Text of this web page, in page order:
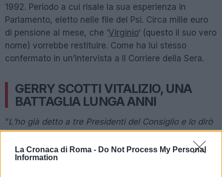
La Cronaca di Roma - Do Not Process My Personal
Information
1992. Periodo a cui risale la sua esperienza in
Parlamento, eletto nelle file del Psi. Circa mille euro
di pensione al mese, che ‘Virginio‘ (questo il suo vero
nome) vorrebbe restituire. Come ha lui stesso
confermato in un’intervista a Il Corriere della Sera.
GERRY SCOTTI VITALIZIO, UNA
BATTAGLIA LUNGA ANNI
“L’ho già detto a tre Presidenti del Consiglio e lo dirò
anche a Giorgia Meloni. Mi hanno suggerito di darli in
beneficenza, come in realtà anche io avevo pensato.
Ma quello che vorrei è non essere costretto a